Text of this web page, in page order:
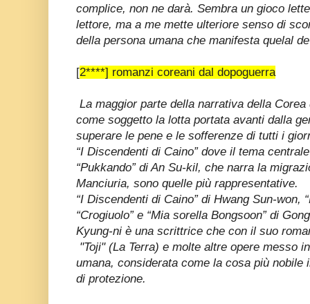
complice, non ne darà. Sembra un gioco
lettore, ma a me mette ulteriore senso di
della persona umana che manifesta quelal
[2****] romanzi coreani dal dopoguerra
La maggior parte della narrativa della
come soggetto la lotta portata avanti dalla
superare le pene e le sofferenze di tutti i
“I Discendenti di Caino” dove il tema
“Pukkando” di An Su-kil, che narra la
Manciuria, sono quelle più rappresentative.
“I Discendenti di Caino” di Hwang Sun-won,
“Crogiuolo” e “Mia sorella Bongsoon” di
Kyung-ni è una scrittrice che con il suo
"Toji" (La Terra) e molte altre opere messo
umana, considerata come la cosa più nobile
di protezione.